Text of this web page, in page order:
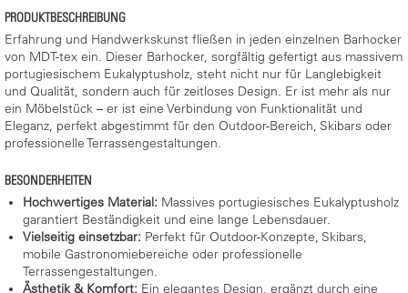
PRODUKTBESCHREIBUNG
Erfahrung und Handwerkskunst fließen in jeden einzelnen Barhocker
von MDT-tex ein. Dieser Barhocker, sorgfältig gefertigt aus massivem
portugiesischem Eukalyptusholz, steht nicht nur für Langlebigkeit
und Qualität, sondern auch für zeitloses Design. Er ist mehr als nur
ein Möbelstück – er ist eine Verbindung von Funktionalität und
Eleganz, perfekt abgestimmt für den Outdoor-Bereich, Skibars oder
professionelle Terrassengestaltungen.
BESONDERHEITEN
Hochwertiges Material: Massives portugiesisches Eukalyptusholz
garantiert Beständigkeit und eine lange Lebensdauer.
Vielseitig einsetzbar: Perfekt für Outdoor-Konzepte, Skibars,
mobile Gastronomiebereiche oder professionelle
Terrassengestaltungen.
Ästhetik & Komfort: Ein elegantes Design, ergänzt durch eine